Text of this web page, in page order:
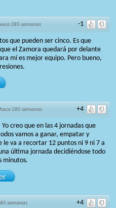
-1
285 semanas
que pueden ser cinco. Es que
el Zamora quedará por delante
mí es mejor equipo. Pero bueno,
+4
hace 285 semanas
Yo creo que en las 4 jornadas que
vamos a ganar, empatar y
le va a recortar 12 puntos ni 9 ni 7 a
última jornada decidiéndose todo
minutos.
+4
semanas